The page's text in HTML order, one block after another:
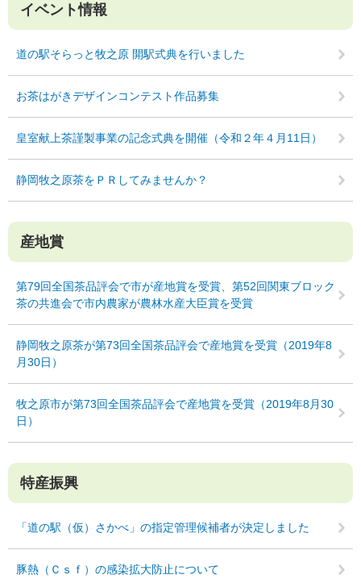
イベント情報
道の駅そらっと牧之原 開駅式典を行いました
お茶はがきデザインコンテスト作品募集
皇室献上茶謹製事業の記念式典を開催（令和２年４月11日）
静岡牧之原茶をＰＲしてみませんか？
産地賞
第79回全国茶品評会で市が産地賞を受賞、第52回関東ブロック
茶の共進会で市内農家が農林水産大臣賞を受賞
静岡牧之原茶が第73回全国茶品評会で産地賞を受賞（2019年8
月30日）
牧之原市が第73回全国茶品評会で産地賞を受賞（2019年8月30
日）
特産振興
「道の駅（仮）さかべ」の指定管理候補者が決定しました
豚熱（Ｃｓｆ）の感染拡大防止について